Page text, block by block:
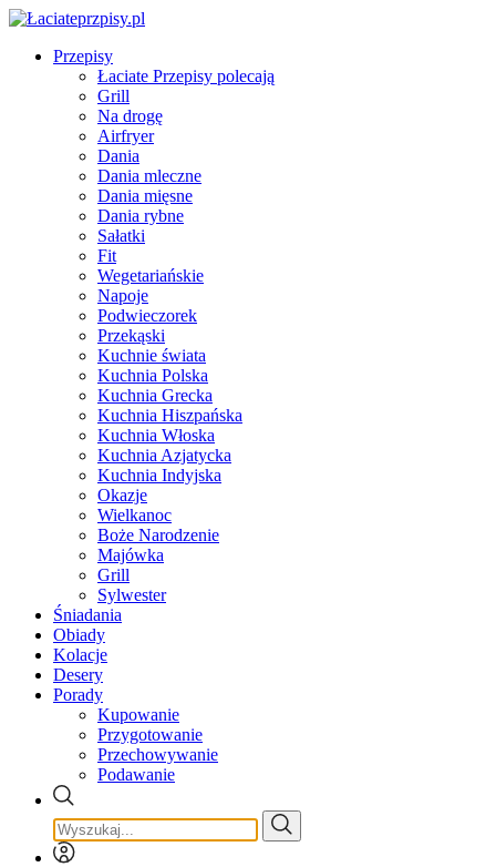
Przepisy
Łaciate Przepisy polecają
Grill
Na drogę
Airfryer
Dania
Dania mleczne
Dania mięsne
Dania rybne
Sałatki
Fit
Wegetariańskie
Napoje
Podwieczorek
Przekąski
Kuchnie świata
Kuchnia Polska
Kuchnia Grecka
Kuchnia Hiszpańska
Kuchnia Włoska
Kuchnia Azjatycka
Kuchnia Indyjska
Okazje
Wielkanoc
Boże Narodzenie
Majówka
Grill
Sylwester
Śniadania
Obiady
Kolacje
Desery
Porady
Kupowanie
Przygotowanie
Przechowywanie
Podawanie